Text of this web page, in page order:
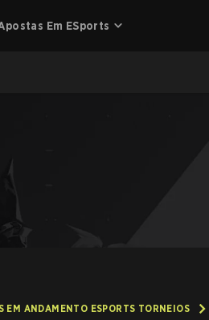
Em ESports
EM ANDAMENTO ESPORTS TORNEIOS